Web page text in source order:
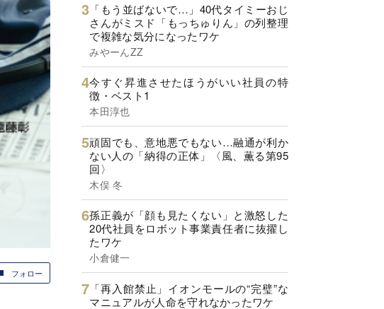
フォロー
「もう並ばないで…」40代タイミーおじ
さんがミスド「もっちゅりん」の列整理
で複雑な気分になったワケ
みやーんZZ
今すぐ昇進させたほうがいい社員の特
徴・ベスト1
本田淳也
頑固でも、意地悪でもない…融通が利か
ない人の「納得の正体」〈風、薫る第95
回〉
木俣 冬
孫正義が「顔も見たくない」と激怒した
20代社員をロボット事業責任者に抜擢し
たワケ
小倉健一
「再入館禁止」イオンモールの“完璧”な
マニュアルが人命を守れなかったワケ